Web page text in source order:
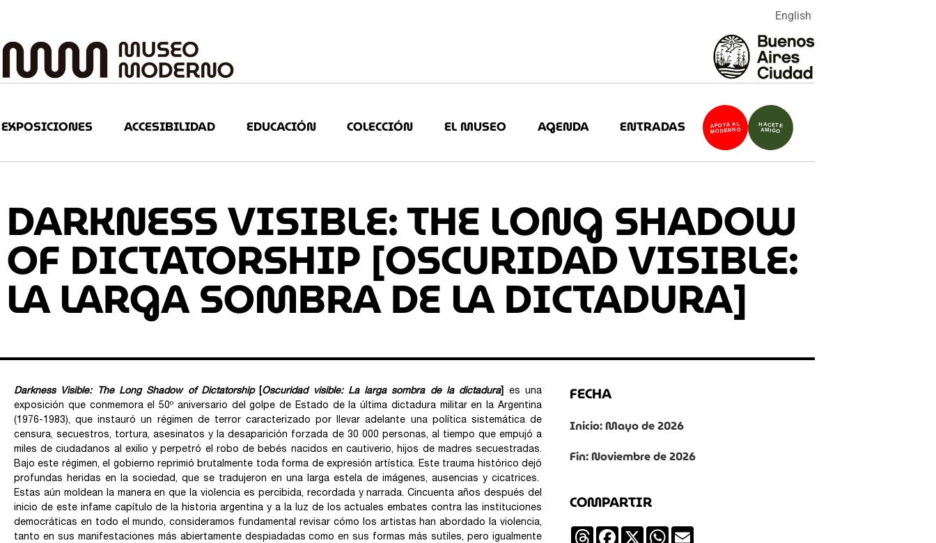
English
EXPOSICIONES ACCESIBILIDAD EDUCACIÓN COLECCIÓN EL MUSEO AGENDA ENTRADAS APOYÁ AL
MODERNO
HACETE
AMIGO
DARKNESS VISIBLE: THE LONG SHADOW
OF DICTATORSHIP [OSCURIDAD VISIBLE:
LA LARGA SOMBRA DE LA DICTADURA]
Darkness Visible: The Long Shadow of Dictatorship Oscuridad visible: La larga sombra de la dictadura]
es una
exposición que conmemora el 50º aniversario del golpe de Estado de la última dictadura militar en la Argentina
(1976-1983), que instauró un régimen de terror caracterizado por llevar adelante una política sistemática de
censura, secuestros, tortura, asesinatos y la desaparición forzada de 30 000 personas, al tiempo que empujó a
miles de ciudadanos al exilio y perpetró el robo de bebés nacidos en cautiverio, hijos de madres secuestradas.
Bajo este régimen, el gobierno reprimió brutalmente toda forma de expresión artística. Este trauma histórico dejó
profundas heridas en la sociedad, que se tradujeron en una larga estela de imágenes, ausencias y cicatrices.
Estas aún moldean la manera en que la violencia es percibida, recordada y narrada. Cincuenta años después del
inicio de este infame capítulo de la historia argentina y a la luz de los actuales embates contra las instituciones
democráticas en todo el mundo, consideramos fundamental revisar cómo los artistas han abordado la violencia,
tanto en sus manifestaciones más abiertamente despiadadas como en sus formas más sutiles, pero igualmente
FECHA
Inicio: Mayo de 2026
Fin: Noviembre de 2026
COMPARTIR
ThreadsFacebook
X WhatsApp